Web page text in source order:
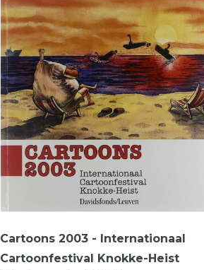
Cartoons 2003 - Internationaal
Cartoonfestival Knokke-Heist